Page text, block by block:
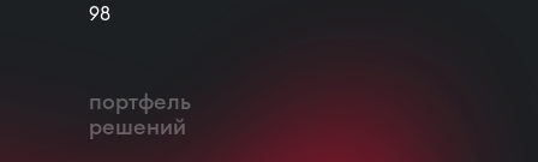
портфель
решений
98